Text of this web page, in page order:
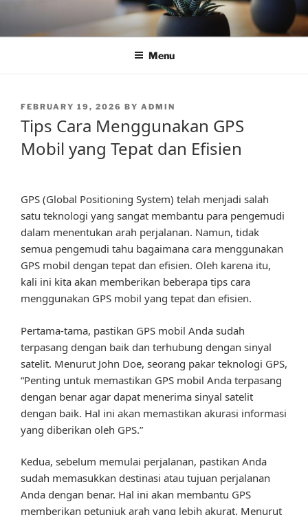
content
Menu
POSTED
ON
FEBRUARY 19, 2026 BY ADMIN
Tips Cara Menggunakan GPS
Mobil yang Tepat dan Efisien
GPS (Global Positioning System) telah menjadi salah
satu teknologi yang sangat membantu para pengemudi
dalam menentukan arah perjalanan. Namun, tidak
semua pengemudi tahu bagaimana cara menggunakan
GPS mobil dengan tepat dan efisien. Oleh karena itu,
kali ini kita akan memberikan beberapa tips cara
menggunakan GPS mobil yang tepat dan efisien.
Pertama-tama, pastikan GPS mobil Anda sudah
terpasang dengan baik dan terhubung dengan sinyal
satelit. Menurut John Doe, seorang pakar teknologi GPS,
“Penting untuk memastikan GPS mobil Anda terpasang
dengan benar agar dapat menerima sinyal satelit
dengan baik. Hal ini akan memastikan akurasi informasi
yang diberikan oleh GPS.”
Kedua, sebelum memulai perjalanan, pastikan Anda
sudah memasukkan destinasi atau tujuan perjalanan
Anda dengan benar. Hal ini akan membantu GPS
memberikan petunjuk arah yang lebih akurat. Menurut